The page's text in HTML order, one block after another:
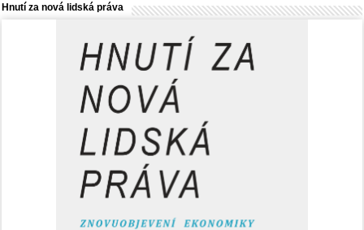
Hnutí za nová lidská práva